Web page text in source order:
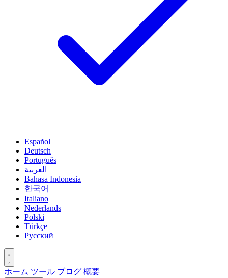
Español
Deutsch
Português
العربية
Bahasa Indonesia
한국어
Italiano
Nederlands
Polski
Türkçe
Русский
ホーム ツール ブログ 概要